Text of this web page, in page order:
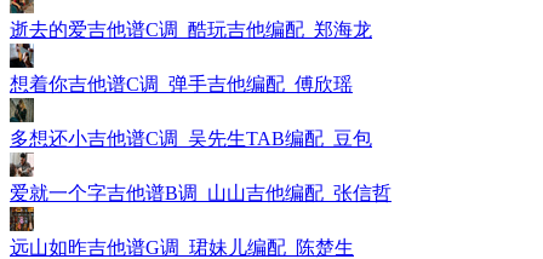
逝去的爱吉他谱C调_酷玩吉他编配_郑海龙
想着你吉他谱C调_弹手吉他编配_傅欣瑶
多想还小吉他谱C调_吴先生TAB编配_豆包
爱就一个字吉他谱B调_山山吉他编配_张信哲
远山如昨吉他谱G调_珺妹儿编配_陈楚生